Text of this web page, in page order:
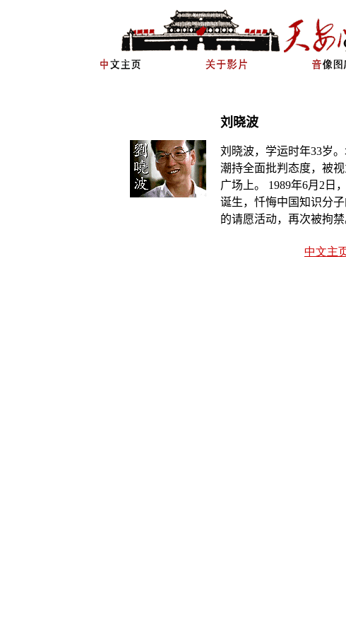
刘晓波
刘晓波，学运时年33岁
潮持全面批判态度，被
广场上。 1989年6月 2 日
诞生，忏悔中国知识分
的请愿活动，再次被拘禁
中文主